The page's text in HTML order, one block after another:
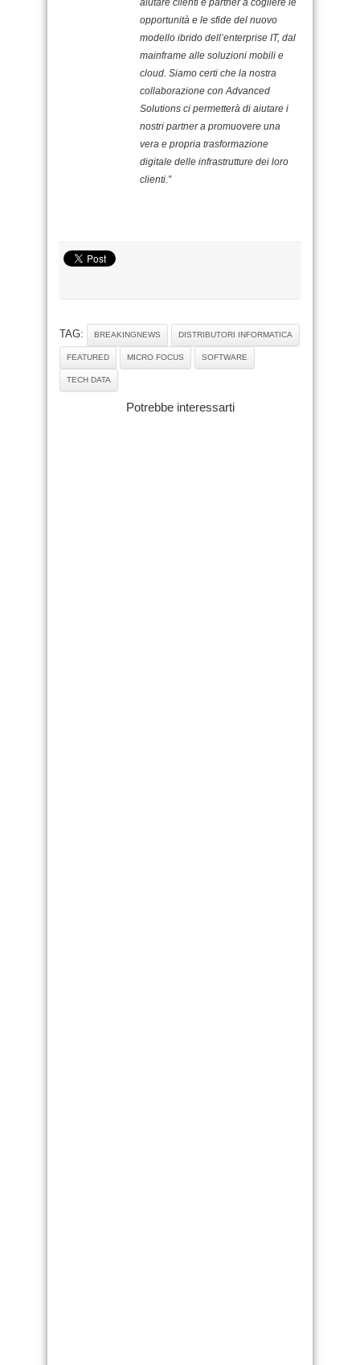
aiutare clienti e partner a cogliere le
opportunità e le sfide del nuovo
modello ibrido dell’enterprise IT, dal
mainframe alle soluzioni mobili e
cloud. Siamo certi che la nostra
collaborazione con Advanced
Solutions ci permetterà di aiutare i
nostri partner a promuovere una
vera e propria trasformazione
digitale delle infrastrutture dei loro
clienti.”
TAG: BREAKINGNEWS DISTRIBUTORI INFORMATICA
FEATURED MICRO FOCUS SOFTWARE
TECH DATA
Potrebbe interessarti